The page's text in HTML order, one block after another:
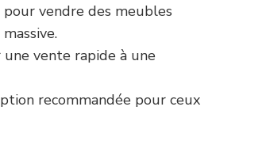
vendre des meubles
vente rapide à une
recommandée pour ceux